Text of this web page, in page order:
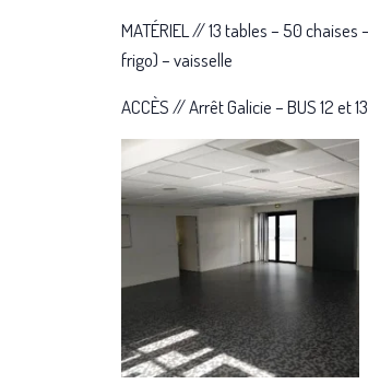
MATÉRIEL // 13 tables – 50
frigo) – vaisselle
ACCÈS // Arrêt Galicie – BUS 12 et